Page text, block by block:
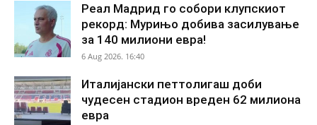
Реал Мадрид го собори клупскиот
рекорд: Мурињо добива засилување
за 140 милиони евра!
6 Aug 2026. 16:40
Италијански петтолигаш доби
чудесен стадион вреден 62 милиона
евра